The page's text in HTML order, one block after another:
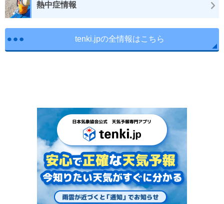
熱中症情報
tenki.jpの全情報はこちら